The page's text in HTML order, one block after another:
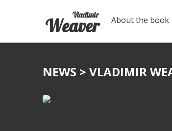
Vladimir
Weaver About the book
NEWS > VLADIMIR